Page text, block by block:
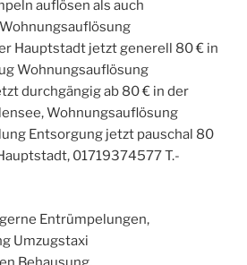
auflösen als auch
Hauptstadt jetzt generell 80 € in
Wohnungsauflösung
durchgängig ab 80 € in der
Wohnungsauflösung
Entsorgung jetzt pauschal 80
01719374577 T.-
Entrümpelungen,
Umzugstaxi